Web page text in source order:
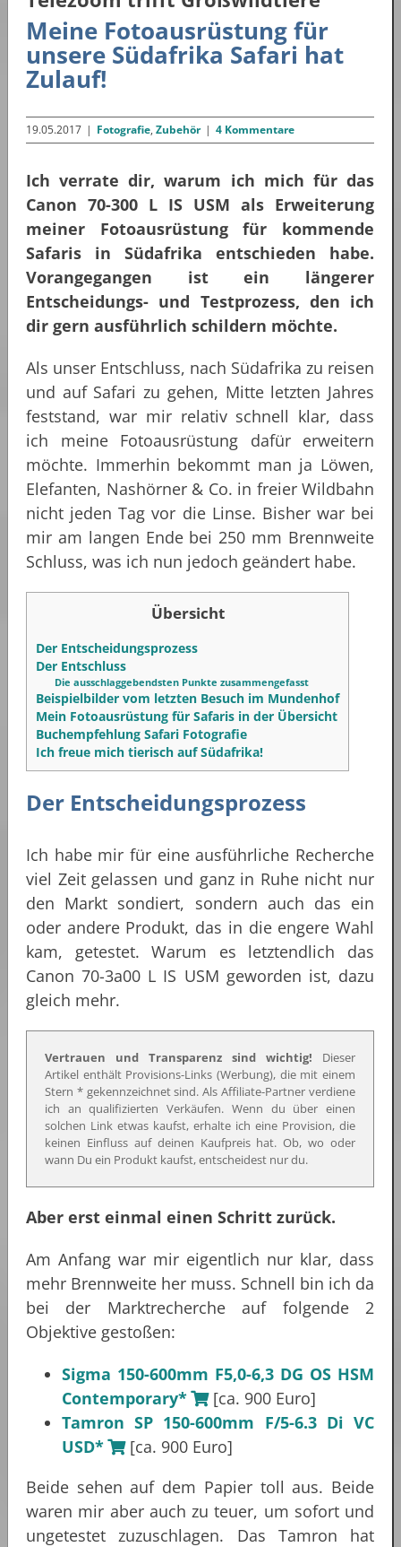
Meine Fotoausrüstung für
unsere Südafrika Safari hat
Zulauf!
19.05.2017 | Fotografie, Zubehör | 4 Kommentare
Ich verrate dir, warum ich mich für das
Canon 70-300 L IS USM als Erweiterung
meiner Fotoausrüstung für kommende
Safaris in Südafrika entschieden habe.
Vorangegangen ist ein längerer
Entscheidungs- und Testprozess, den ich
dir gern ausführlich schildern möchte.
Als unser Entschluss, nach Südafrika zu reisen
und auf Safari zu gehen, Mitte letzten Jahres
feststand, war mir relativ schnell klar, dass
ich meine Fotoausrüstung dafür erweitern
möchte. Immerhin bekommt man ja Löwen,
Elefanten, Nashörner & Co. in freier Wildbahn
nicht jeden Tag vor die Linse. Bisher war bei
mir am langen Ende bei 250 mm Brennweite
Schluss, was ich nun jedoch geändert habe.
Übersicht
Der Entscheidungsprozess
Der Entschluss
Die ausschlaggebendsten Punkte zusammengefasst
Beispielbilder vom letzten Besuch im Mundenhof
Mein Fotoausrüstung für Safaris in der Übersicht
Buchempfehlung Safari Fotografie
Ich freue mich tierisch auf Südafrika!
Der Entscheidungsprozess
Ich habe mir für eine ausführliche Recherche
viel Zeit gelassen und ganz in Ruhe nicht nur
den Markt sondiert, sondern auch das ein
oder andere Produkt, das in die engere Wahl
kam, getestet. Warum es letztendlich das
Canon 70-3a00 L IS USM geworden ist, dazu
gleich mehr.
Vertrauen und Transparenz sind wichtig! Dieser
Artikel enthält Provisions-Links (Werbung), die mit einem
Stern * gekennzeichnet sind. Als Affiliate-Partner verdiene
ich an qualifizierten Verkäufen. Wenn du über einen
solchen Link etwas kaufst, erhalte ich eine Provision, die
keinen Einfluss auf deinen Kaufpreis hat. Ob, wo oder
wann Du ein Produkt kaufst, entscheidest nur du.
Aber erst einmal einen Schritt zurück.
Am Anfang war mir eigentlich nur klar, dass
mehr Brennweite her muss. Schnell bin ich da
bei der Marktrecherche auf folgende 2
Objektive gestoßen:
Sigma 150-600mm F5,0-6,3 DG OS HSM
Contemporary*
[ca. 900 Euro]
Tamron SP 150-600mm F/5-6.3 Di VC
USD*
[ca. 900 Euro]
Beide sehen auf dem Papier toll aus. Beide
waren mir aber auch zu teuer, um sofort und
ungetestet zuzuschlagen. Das Tamron hat